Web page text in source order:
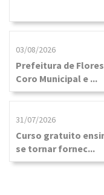
03/08/2026
Prefeitura de
Coro Municipal e ...
31/07/2026
Curso gratuito
se tornar fornec...